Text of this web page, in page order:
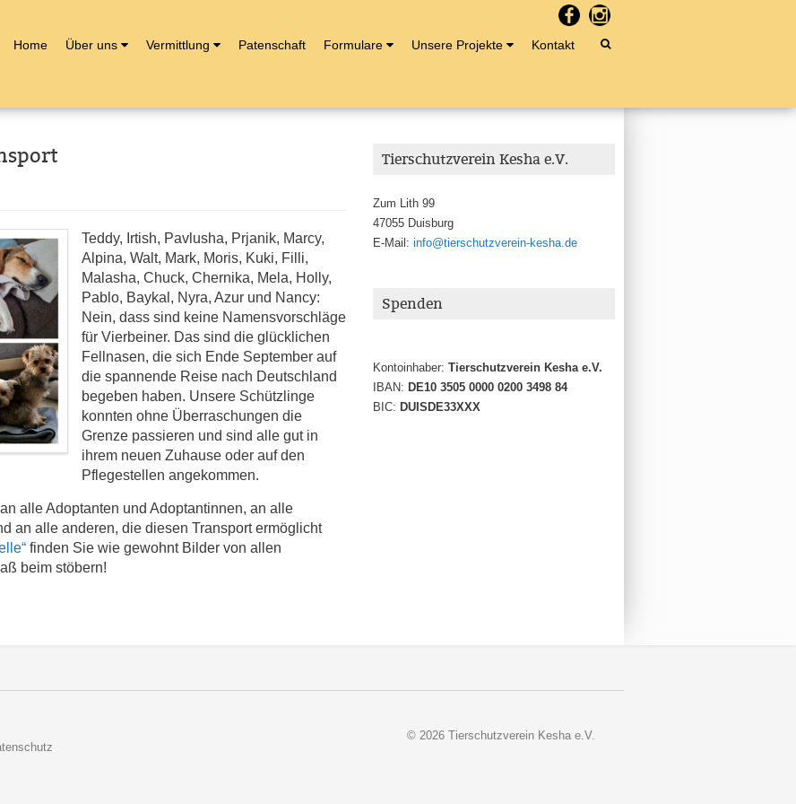
Home Über uns Vermittlung Patenschaft Formulare Unsere Projekte Kontakt
Teddy, Irtish, Pavlusha, Prjanik, Marcy,
Alpina, Walt, Mark, Moris, Kuki, Filli,
Malasha, Chuck, Chernika, Mela, Holly,
Pablo, Baykal, Nyra, Azur und Nancy:
Nein, dass sind keine Namensvorschläge
für Vierbeiner. Das sind die glücklichen
Fellnasen, die sich Ende September auf
die spannende Reise nach Deutschland
begeben haben. Unsere Schützlinge
konnten ohne Überraschungen die
Grenze passieren und sind alle gut in
ihrem neuen Zuhause oder auf den
Pflegestellen angekommen.
alle Adoptanten und Adoptantinnen, an alle
an alle anderen, die diesen Transport ermöglicht
finden Sie wie gewohnt Bilder von allen
beim stöbern!
Tierschutzverein Kesha e.V.
Zum Lith 99
47055 Duisburg
E-Mail: info@tierschutzverein-kesha.de
Spenden
Kontoinhaber: Tierschutzverein Kesha e.V.
IBAN: DE10 3505 0000 0200 3498 84
BIC: DUISDE33XXX
© 2026 Tierschutzverein Kesha e.V.